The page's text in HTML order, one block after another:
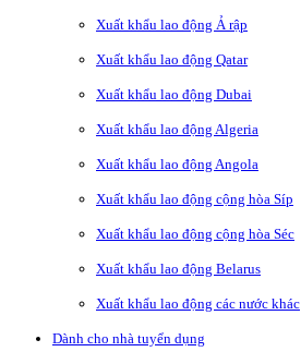
Xuất khẩu lao động Ả rập
Xuất khẩu lao động Qatar
Xuất khẩu lao động Dubai
Xuất khẩu lao động Algeria
Xuất khẩu lao động Angola
Xuất khẩu lao động cộng hòa Síp
Xuất khẩu lao động cộng hòa Séc
Xuất khẩu lao động Belarus
Xuất khẩu lao động các nước khác
Dành cho nhà tuyển dụng